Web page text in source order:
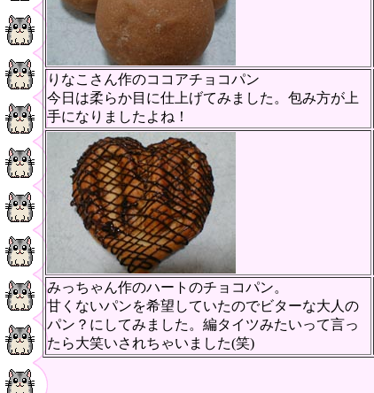
りなこさん作のココアチョコパン
今日は柔らか目に仕上げてみました。包み方が上
手になりましたよね！
みっちゃん作のハートのチョコパン。
甘くないパンを希望していたのでビターな大人の
パン？にしてみました。編タイツみたいって言っ
たら大笑いされちゃいました(笑)